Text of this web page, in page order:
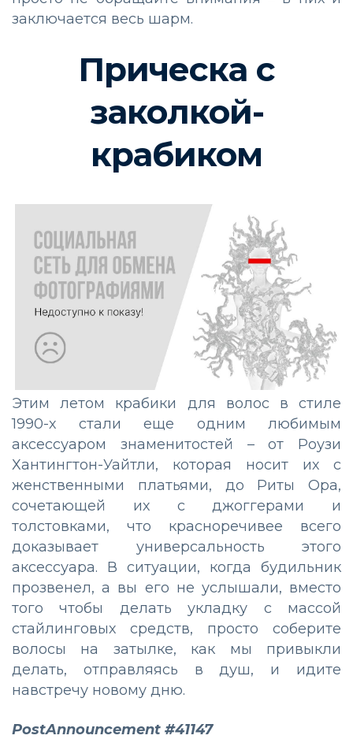
заключается весь шарм.
Прическа с
заколкой-
крабиком
Этим летом крабики для волос в стиле
1990-х стали еще одним любимым
аксессуаром знаменитостей – от Роузи
Хантингтон-Уайтли, которая носит их с
женственными платьями, до Риты Ора,
сочетающей их с джоггерами и
толстовками, что красноречивее всего
доказывает универсальность этого
аксессуара. В ситуации, когда будильник
прозвенел, а вы его не услышали, вместо
того чтобы делать укладку с массой
стайлинговых средств, просто соберите
волосы на затылке, как мы привыкли
делать, отправляясь в душ, и идите
навстречу новому дню.
PostAnnouncement #41147